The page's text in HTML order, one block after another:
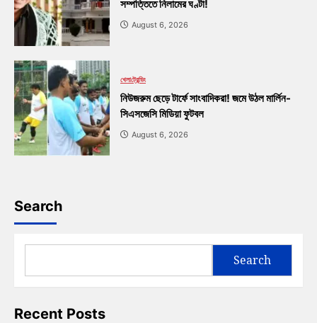
সম্পত্তিতে নিলামের ঘণ্টা!
August 6, 2026
খেলাট্রেন্ডিং
নিউজরুম ছেড়ে টার্ফে সাংবাদিকরা! জমে উঠল মার্লিন-
সিএসজেসি মিডিয়া ফুটবল
August 6, 2026
Search
Search
Recent Posts